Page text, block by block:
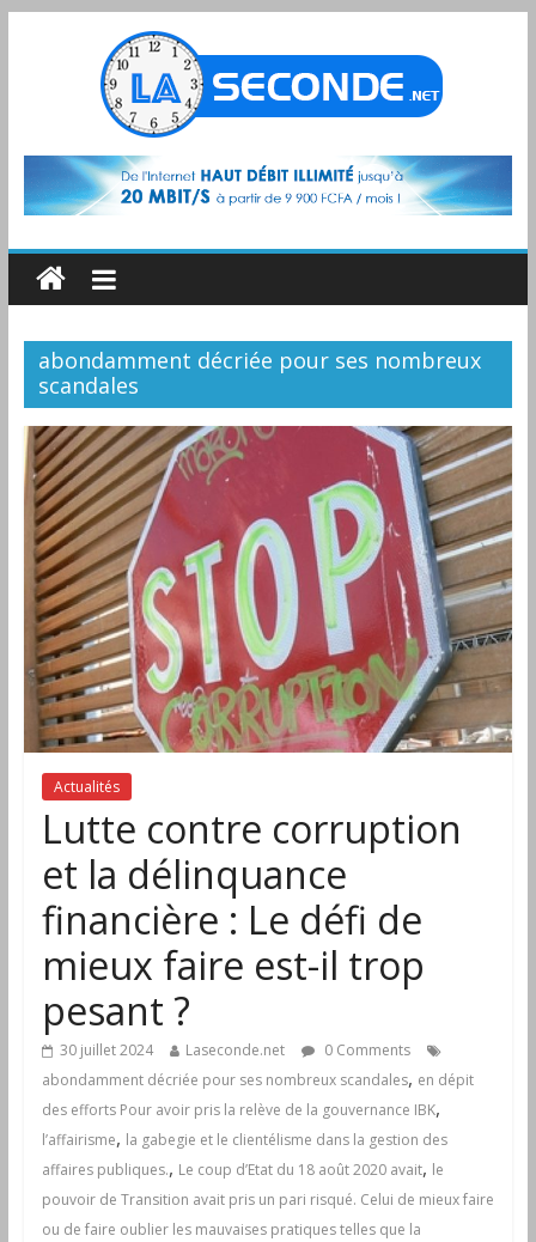
abondamment décriée pour ses nombreux
scandales
Actualités
Lutte contre corruption
et la délinquance
financière : Le défi de
mieux faire est-il trop
pesant ?
30 juillet 2024 Laseconde.net
0 Comments
abondamment décriée pour ses nombreux scandales, en dépit
des efforts Pour avoir pris la relève de la gouvernance IBK,
l’affairisme, la gabegie et le clientélisme dans la gestion des
affaires publiques., Le coup d’Etat du 18 août 2020 avait, le
pouvoir de Transition avait pris un pari risqué. Celui de mieux faire
ou de faire oublier les mauvaises pratiques telles que la